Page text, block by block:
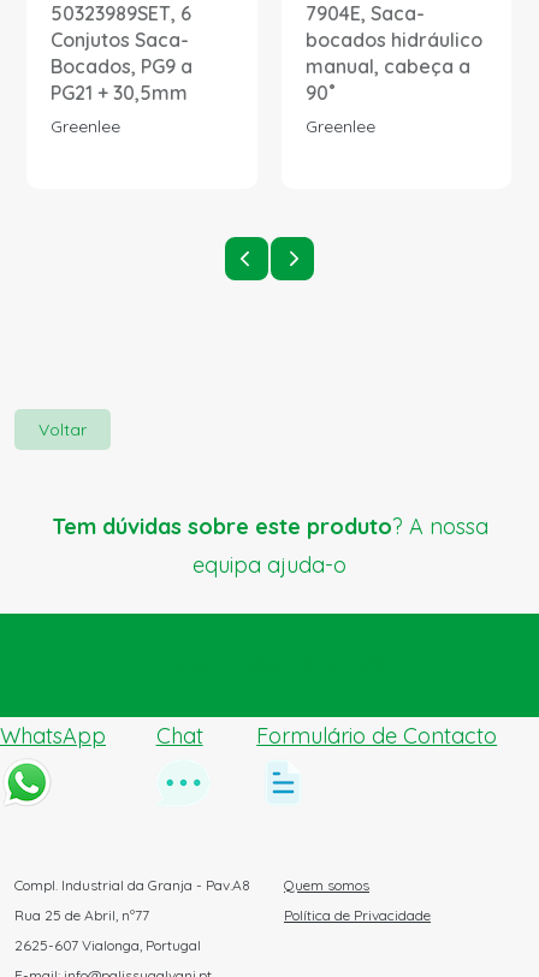
50323989SET, 6
Conjutos Saca-
Bocados, PG9 a
PG21 + 30,5mm
Greenlee
7904E, Saca-
bocados hidráulico
manual, cabeça a
90˚
Greenlee
Voltar
Tem dúvidas sobre este produto? A nossa
equipa ajuda-o
WhatsApp Chat Formulário de Contacto
Compl. Industrial da Granja - Pav.A8
Rua 25 de Abril, nº77
2625-607 Vialonga, Portugal
Quem somos
Política de Privacidade